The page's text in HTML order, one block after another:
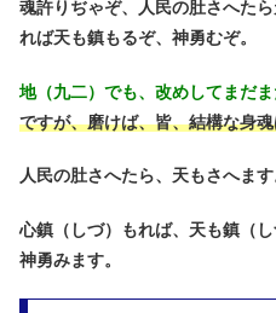
魂許りぢゃぞ、人民の肚さへた
れば天も鎮もるぞ、神勇むぞ。
地（九二）でも、改めしてまだま
ですが、磨けば、皆、結構な身
人民の肚さへたら、天もさへます
心鎮（しづ）もれば、天も鎮（し
神勇みます。